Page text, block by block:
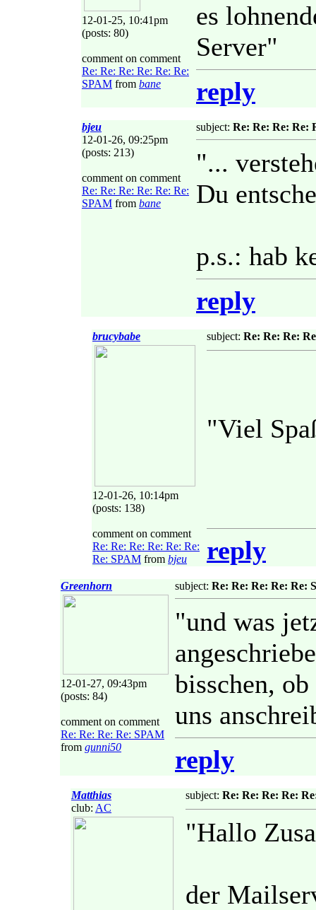
12-01-25, 10:41pm
(posts: 80)
comment on comment
Re: Re: Re: Re: Re: Re:
SPAM from bane
es
Server"
reply
bjeu
12-01-26, 09:25pm
(posts: 213)
comment on comment
Re: Re: Re: Re: Re: Re:
SPAM from bane
subject: Re: Re: Re: Re:
"...
Du
p.s.: hab
reply
brucybabe
12-01-26, 10:14pm
(posts: 138)
comment on comment
Re: Re: Re: Re: Re: Re:
Re: SPAM from bjeu
subject: Re: Re: Re:
"Viel
reply
Greenhorn
12-01-27, 09:43pm
(posts: 84)
comment on comment
Re: Re: Re: Re: SPAM
from gunni50
subject: Re: Re: Re: Re: Re:
"und was
bisschen,
uns
reply
Matthias
club: AC
subject: Re: Re: Re: Re:
"Hallo
der